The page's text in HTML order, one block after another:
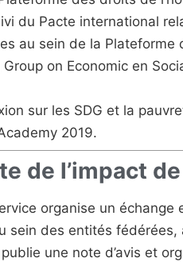
du Pacte international
au sein de la Plateforme
on Economic en
sur les SDG et la
2019.
de l’impact
organise un
sein des entités fédérées,
une note d’avis et